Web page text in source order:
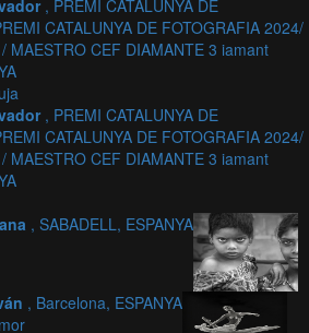
, PREMI CATALUNYA DE
CATALUNYA DE FOTOGRAFIA 2024/
MAESTRO CEF DIAMANTE 3 iamant
, PREMI CATALUNYA DE
CATALUNYA DE FOTOGRAFIA 2024/
MAESTRO CEF DIAMANTE 3 iamant
, SABADELL, ESPANYA
, Barcelona, ESPANYA